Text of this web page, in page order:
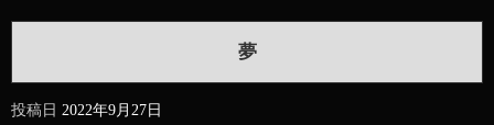
夢
投稿日 2022年9月27日